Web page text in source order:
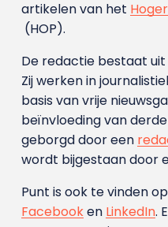
artikelen van het
(HOP).
De redactie bestaat
Zij werken in
basis van vrije
beïnvloeding van
geborgd door een
wordt bijgestaan door
Punt is ook te vinden
Facebooken LinkedIn.